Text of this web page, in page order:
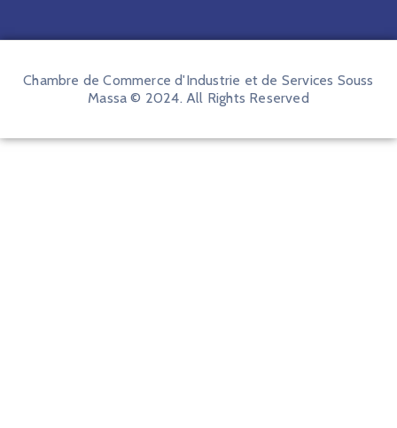
Chambre de Commerce d'Industrie et de Services Souss
Massa © 2024. All Rights Reserved